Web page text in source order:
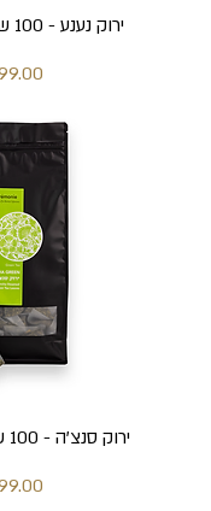
ירוק נענע - 100 שקיקי פירמידה
מחיר
ירוק סנצ'ה - 100 שקיקי פירמידה
מחיר